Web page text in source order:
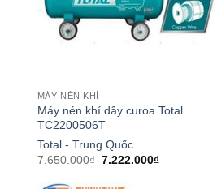
MÁY NÉN KHÍ
Máy nén khí dây curoa Total
TC2200506T
Total - Trung Quốc
7.650.000₫ Giá
là:
7.222.000₫Giá